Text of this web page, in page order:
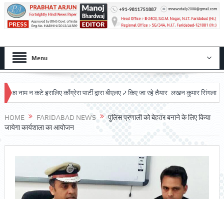
Menu
न कटे इसलिए काँग्रेस पार्टी द्वारा बीएलए 2 किए जा रहे तैयार: लखन कुमार सिंगला
HOME FARIDABAD NEWS
पुलिस प्रणाली को बेहतर बनाने के लिए किया
जायेगा कार्यशाला का आयोजन